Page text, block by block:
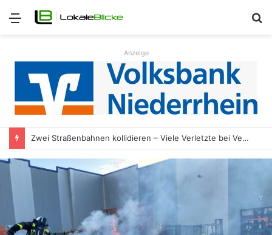
Menü
Anzeige
Zwei Straßenbahnen kollidieren – Viele Verletzte bei Verkehrsunfall